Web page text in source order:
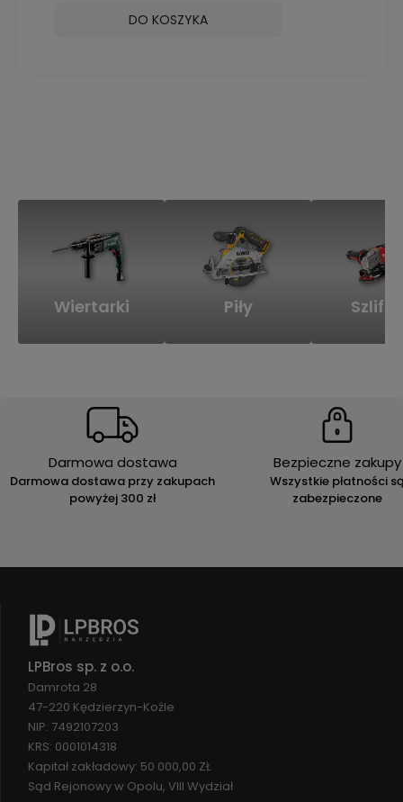
DO KOSZYKA
Wiertarki Piły
Darmowa dostawa
Darmowa dostawa przy zakupach
powyżej 300 zł
Bezpieczne zakupy
Wszystkie płatności
zabezpieczone
LPBros sp. z o.o.
Damrota 28
47-220 Kędzierzyn-Koźle
NIP: 7492107203
KRS: 0001014318
Kapitał zakładowy: 50 000,00 ZŁ
Sąd Rejonowy w Opolu, VIII Wydział